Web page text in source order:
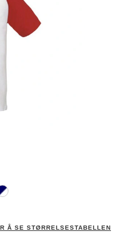
Å SE STØRRELSESTABELLEN